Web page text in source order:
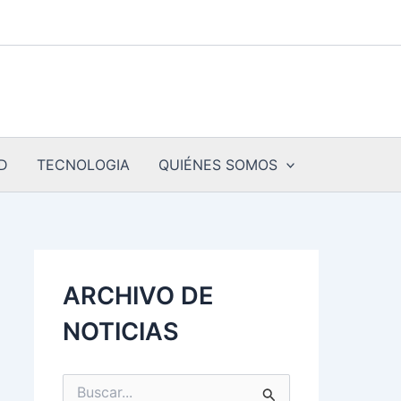
TECNOLOGIA QUIÉNES SOMOS
ARCHIVO DE
NOTICIAS